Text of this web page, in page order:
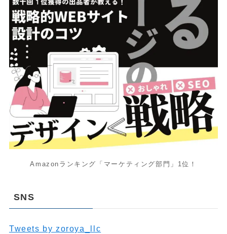
Amazonランキング「マーケティング部門」1位！
SNS
Tweets by zoroya_llc